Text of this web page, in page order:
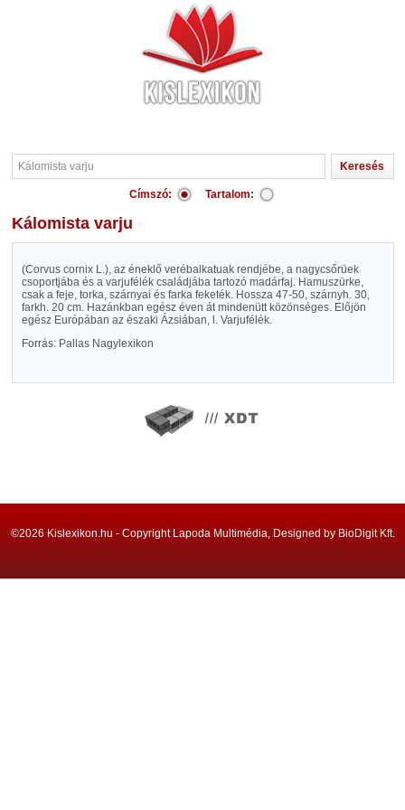
Címszó: Tartalom:
Kálomista varju
(Corvus cornix L.), az éneklő verébalkatuak rendjébe, a nagycsőrüek
csoportjába és a varjufélék családjába tartozó madárfaj. Hamuszürke,
csak a feje, torka, szárnyai és farka feketék. Hossza 47-50, szárnyh. 30,
farkh. 20 cm. Hazánkban egész éven át mindenütt közönséges. Előjön
egész Európában az északi Ázsiában, l. Varjufélék.
Forrás: Pallas Nagylexikon
©2026 Kislexikon.hu - Copyright Lapoda Multimédia, Designed by BioDigit Kft.